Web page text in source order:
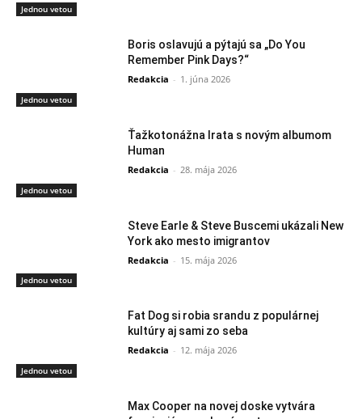
Jednou vetou
Jednou vetou
Boris oslavujú a pýtajú sa „Do You
Remember Pink Days?“
Redakcia - 1. júna 2026
Jednou vetou
Ťažkotonážna Irata s novým albumom
Human
Redakcia - 28. mája 2026
Jednou vetou
Steve Earle & Steve Buscemi ukázali New
York ako mesto imigrantov
Redakcia - 15. mája 2026
Jednou vetou
Fat Dog si robia srandu z populárnej
kultúry aj sami zo seba
Redakcia - 12. mája 2026
Max Cooper na novej doske vytvára